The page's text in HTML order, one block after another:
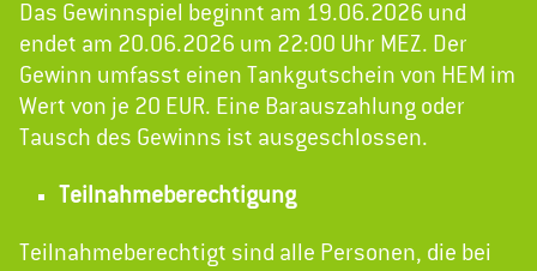
Das Gewinnspiel beginnt am 19.06.2026 und
endet am 20.06.2026 um 22:00 Uhr MEZ. Der
Gewinn umfasst einen Tankgutschein von HEM im
Wert von je 20 EUR. Eine Barauszahlung oder
Tausch des Gewinns ist ausgeschlossen.
Teilnahmeberechtigung
Teilnahmeberechtigt sind alle Personen, die bei